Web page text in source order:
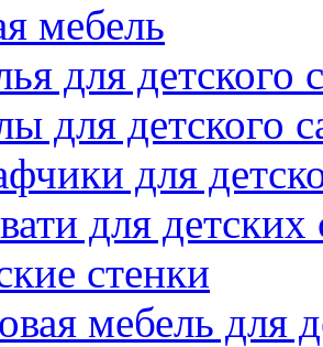
мебель
для детского
для детского
для
для детских
стенки
мебель для